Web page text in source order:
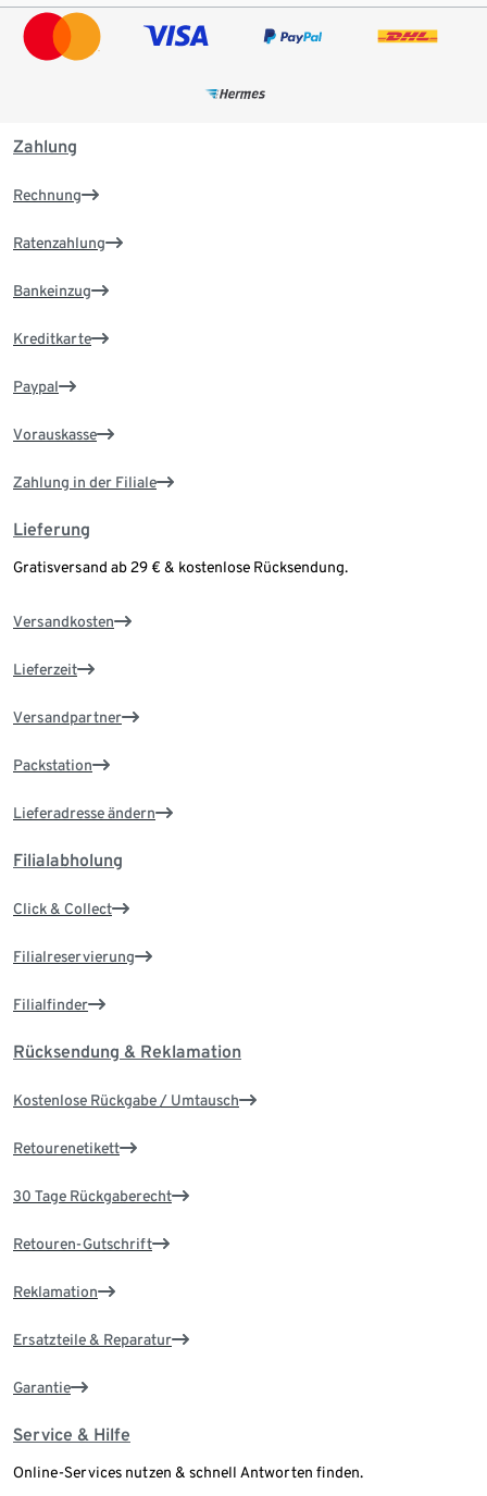
Zahlung
Rechnung
Ratenzahlung
Bankeinzug
Kreditkarte
Paypal
Vorauskasse
Zahlung in der Filiale
Lieferung
Gratisversand ab 29 € & kostenlose Rücksendung.
Versandkosten
Lieferzeit
Versandpartner
Packstation
Lieferadresse ändern
Filialabholung
Click & Collect
Filialreservierung
Filialfinder
Rücksendung & Reklamation
Kostenlose Rückgabe / Umtausch
Retourenetikett
30 Tage Rückgaberecht
Retouren-Gutschrift
Reklamation
Ersatzteile & Reparatur
Garantie
Service & Hilfe
Online-Services nutzen & schnell Antworten finden.